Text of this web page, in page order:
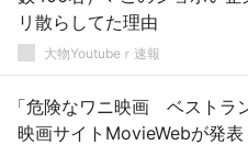
リ散らしてた理由
大物Youtubeｒ速報
「危険なワニ映画 ベストラ
映画サイトMovieWebが発表